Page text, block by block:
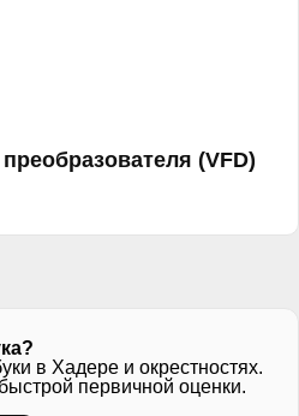
(VFD)
в Хадере и окрестностях.
первичной оценки.